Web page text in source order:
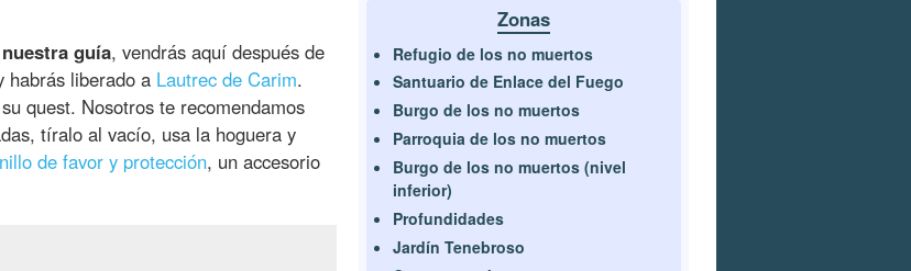
guía, vendrás aquí después de
habrás liberado a Lautrec de Carim.
quest. Nosotros te recomendamos
tíralo al vacío, usa la hoguera y
de favor y protección, un accesorio
Zonas
Refugio de los no muertos
Santuario de Enlace del Fuego
Burgo de los no muertos
Parroquia de los no muertos
Burgo de los no muertos (nivel
inferior)
Profundidades
Jardín Tenebroso